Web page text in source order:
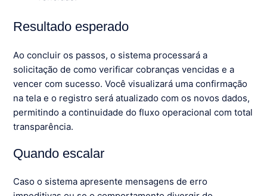
Resultado esperado
Ao concluir os passos, o sistema processará a
solicitação de como verificar cobranças vencidas e a
vencer com sucesso. Você visualizará uma confirmação
na tela e o registro será atualizado com os novos dados,
permitindo a continuidade do fluxo operacional com total
transparência.
Quando escalar
Caso o sistema apresente mensagens de erro